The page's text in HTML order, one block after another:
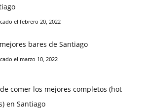
el febrero 20, 2022
bares de Santiago
el marzo 10, 2022
comer los mejores completos (hot
en Santiago